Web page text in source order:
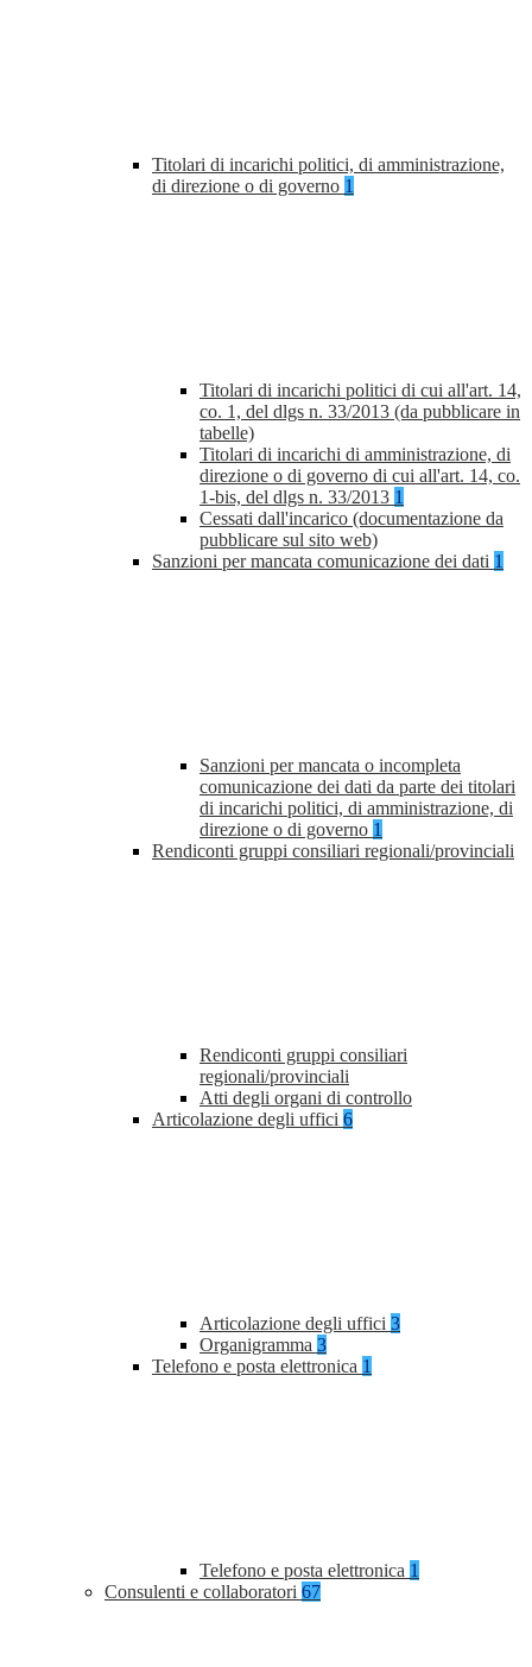
Titolari di incarichi politici, di amministrazione,
di direzione o di governo 1
Titolari di incarichi politici di cui all'art. 14,
co. 1, del dlgs n. 33/2013 (da pubblicare in
tabelle)
Titolari di incarichi di amministrazione, di
direzione o di governo di cui all'art. 14, co.
1-bis, del dlgs n. 33/2013 1
Cessati dall'incarico (documentazione da
pubblicare sul sito web)
Sanzioni per mancata comunicazione dei dati 1
Sanzioni per mancata o incompleta
comunicazione dei dati da parte dei titolari
di incarichi politici, di amministrazione, di
direzione o di governo 1
Rendiconti gruppi consiliari regionali/provinciali
Rendiconti gruppi consiliari
regionali/provinciali
Atti degli organi di controllo
Articolazione degli uffici 6
Articolazione degli uffici 3
Organigramma 3
Telefono e posta elettronica 1
Telefono e posta elettronica 1
Consulenti e collaboratori 67